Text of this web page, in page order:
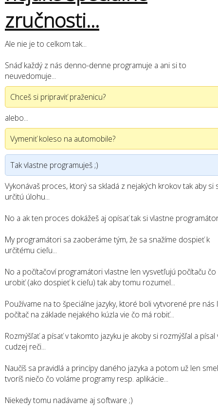
zručnosti...
Ale nie je to celkom tak...
Snáď každý z nás denno-denne programuje a ani si to
neuvedomuje...
Chceš si pripraviť praženicu?
alebo...
Vymeniť koleso na automobile?
Tak vlastne programuješ ;)
Vykonávaš proces, ktorý sa skladá z nejakých krokov tak aby si
určitú úlohu...
No a ak ten proces dokážeš aj opísať tak si vlastne
My programátori sa zaoberáme tým, že sa snažíme dospieť k
určitému cieľu...
No a počítačoví programátori vlastne len vysvetľujú počítaču čo
urobiť (ako dospieť k cieľu) tak aby tomu rozumel...
Používame na to špeciálne jazyky, ktoré boli vytvorené pre nás
počítač na základe nejakého kúzla vie čo má robiť...
Rozmýšľať a písať v takomto jazyku je akoby si rozmýšľal a písal
cudzej reči...
Naučíš sa pravidlá a princípy daného jazyka a potom už len
tvoríš niečo čo voláme programy resp. aplikácie...
Niekedy tomu nadávame aj software ;)